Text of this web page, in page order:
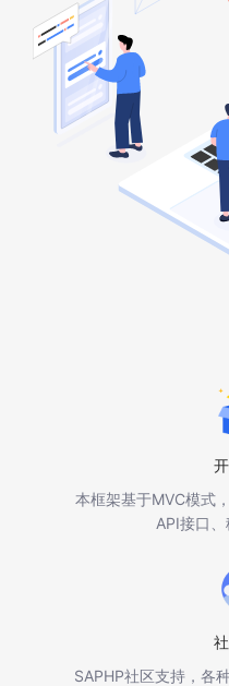
本框架基于MVC模式
API接口
SAPHP社区支持，各